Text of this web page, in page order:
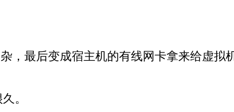
，最后变成宿主机的有线网卡拿来给虚拟
。